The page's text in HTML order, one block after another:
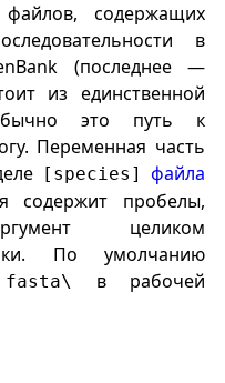
содержащих
в
(последнее —
из единственной
обычно это путь к
Переменная часть
[species]
файла
содержит пробелы,
целиком
По умолчанию
fasta\
в рабочей